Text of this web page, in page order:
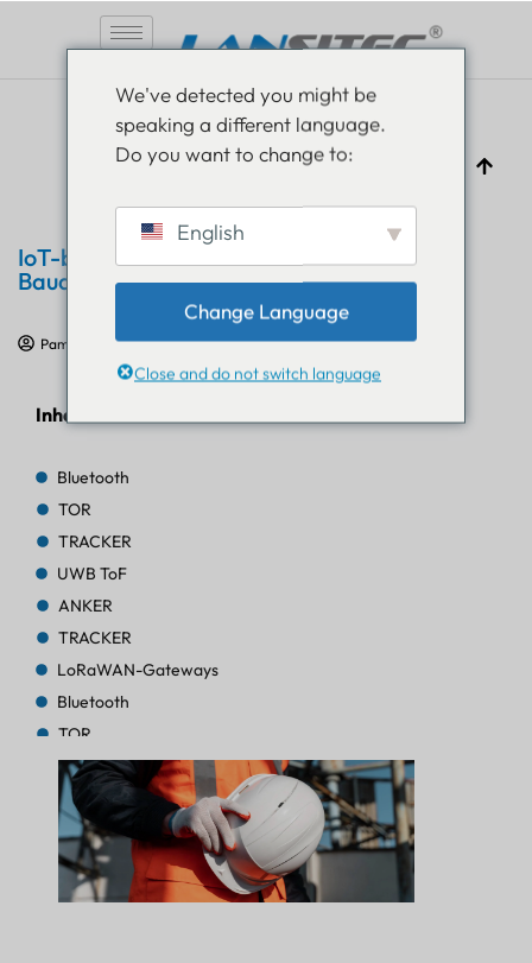
IoT-basierter Smarthelm zur Ortung von
Bauarbeitern
Pam Luthra 6. Juni 2024 IoT-Ausbildung
Inhaltsverzeichnis
Bluetooth
TOR
TRACKER
UWB ToF
ANKER
TRACKER
LoRaWAN-Gateways
Bluetooth
TOR
TRACKER
TRACKER
Bluetooth-AoA
TOR
Bluetooth
We've detected you might be
speaking a different language.
Do you want to change to:
English
Change Language
Close and do not switch language